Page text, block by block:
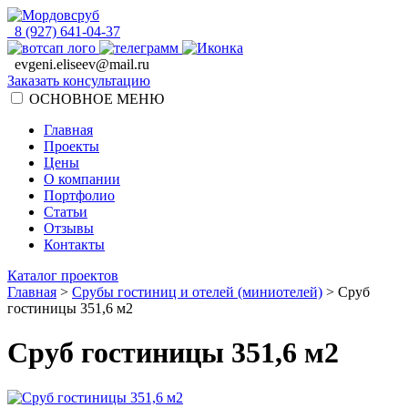
8 (927) 641-04-37
evgeni.eliseev@mail.ru
Заказать консультацию
ОСНОВНОЕ МЕНЮ
Главная
Проекты
Цены
О компании
Портфолио
Статьи
Отзывы
Контакты
Каталог проектов
Главная > Срубы гостиниц и отелей (миниотелей) > Сруб
гостиницы 351,6 м2
Сруб гостиницы 351,6 м2